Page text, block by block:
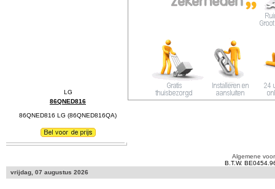
86QNED816
86QNED816 LG (86QNED816QA)
Algemene
B.T.W.
vrijdag, 07 augustus 2026